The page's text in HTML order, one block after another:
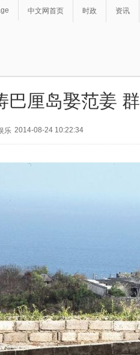
中文网首页 时政 资讯
巴厘岛娶范姜
乐 2014-08-24 10:22:34